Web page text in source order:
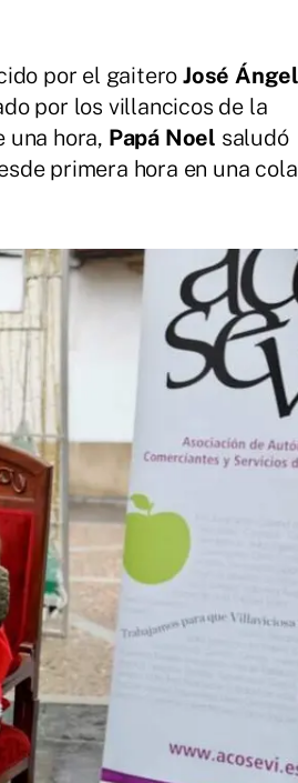
por el gaitero José
por los villancicos de la
una hora, Papá Noel saludó
primera hora en una cola